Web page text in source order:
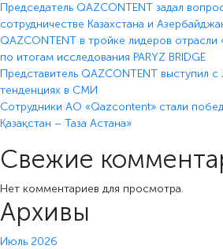
Председатель QAZCONTENT задал
сотрудничестве Казахстана и
QAZCONTENT в тройке лидеров
по итогам исследования PARYZ BRIDGE
Представитель QAZCONTENT выступил с
тенденциях в СМИ
Сотрудники АО «Qazcontent» стали
Қазақстан – Таза Астана»
Свежие
Нет комментариев для просмотра.
Архивы
Июль 2026